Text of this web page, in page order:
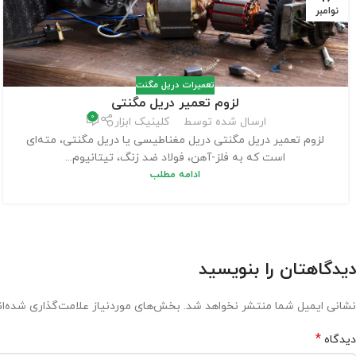
نوامبر
تعمیرات دریل مگنت
لزوم تعمیر دریل مگنتی
ارسال شده توسط کلینیک ابزار 0
لزوم تعمیر دریل مگنتی دریل مغناطیسی یا دریل مگنتی، مته‌ای
است که به فلز-آهن، فولاد ضد زنگ، تیتانیوم...
ادامه مطلب
دیدگاهتان را بنویسید
نشانی ایمیل شما منتشر نخواهد شد. بخش‌های موردنیاز علامت‌گذاری
دیدگاه *